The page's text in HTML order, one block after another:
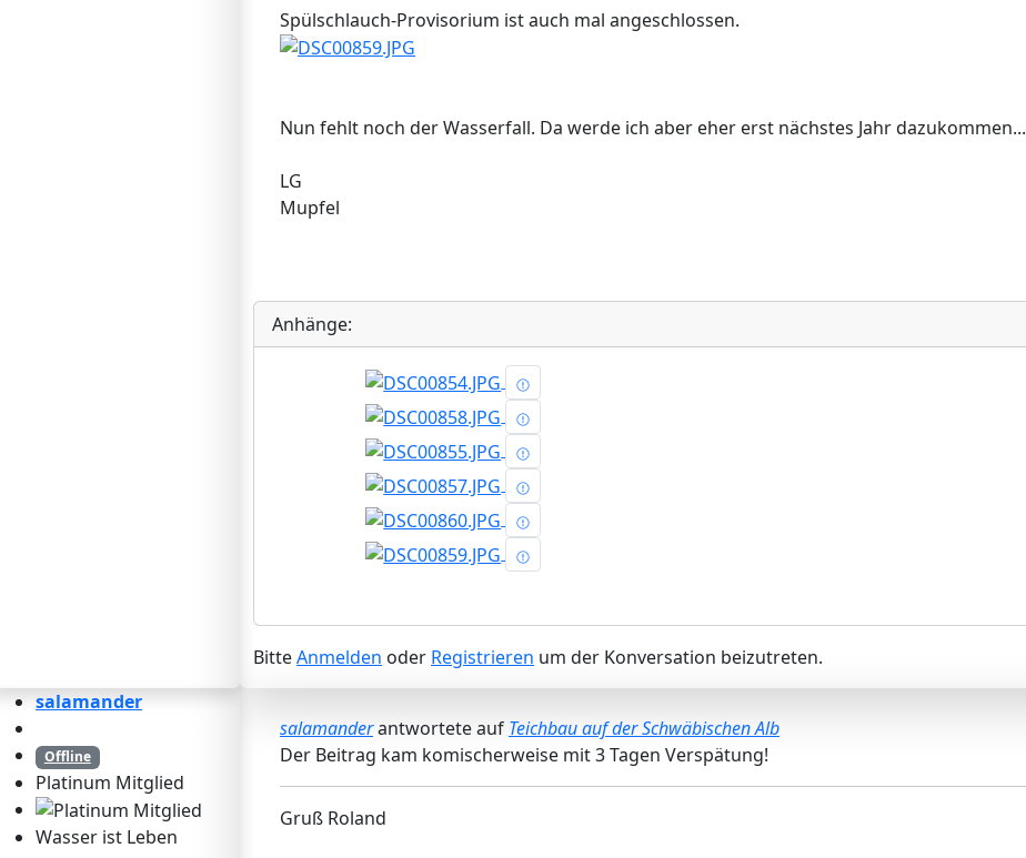
Spülschlauch-Provisorium ist auch mal angeschlossen.
Nun fehlt noch der Wasserfall. Da werde ich aber eher erst nächstes Jahr dazukommen...
LG
Mupfel
Anhänge:
BitteAnmelden oder Registrieren um der Konversation beizutreten.
salamander
Offline
Platinum Mitglied
Wasser ist Leben
salamanderantwortete auf Teichbau auf der Schwäbischen Alb
Der Beitrag kam komischerweise mit 3 Tagen Verspätung!
Gruß Roland